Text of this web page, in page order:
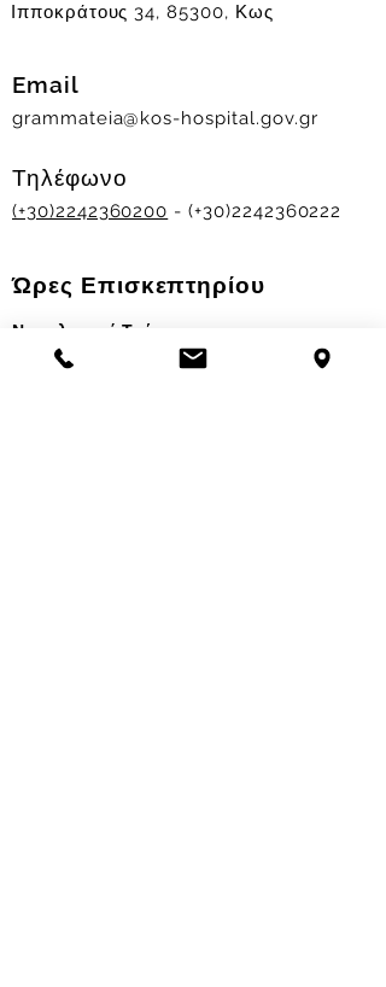
Ιπποκράτους 34, 85300, Κως
Email
grammateia@kos-hospital.gov.gr
Τηλέφωνο
(+30)2242360200 - (+30)2242360222
Ώρες Επισκεπτηρίου
Νοσηλευτικά Τμήματα
Χειμερινό ωράριο: 11.00-13.00
17.30-19.30